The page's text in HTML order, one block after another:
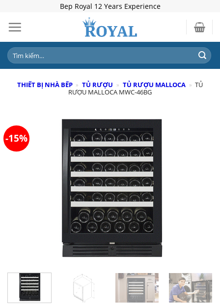
content
Bep Royal 12 Years Experience
Tìm
kiếm:
THIẾT BỊ NHÀ BẾP » TỦ RƯỢU » TỦ RƯỢU MALLOCA » TỦ
RƯỢU MALLOCA MWC-46BG
-15%